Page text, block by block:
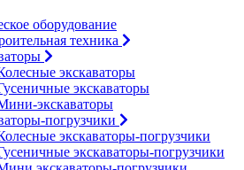
оборудование
техника
экскаваторы
экскаваторы
экскаваторы
погрузчики
экскаваторы-погрузчики
экскаваторы-погрузчики